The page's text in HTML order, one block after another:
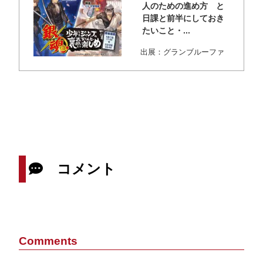
人のための進め方 と
日課と前半にしておき
たいこと・...
出展：グランブルーファ
コメント
Comments